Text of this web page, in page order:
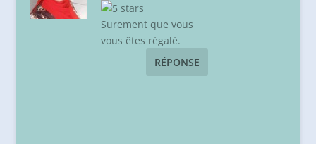
Surement que vous
vous êtes régalé.
RÉPONSE